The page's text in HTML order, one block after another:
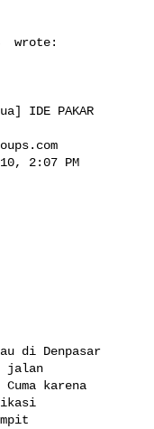
wrote:
IDE PAKAR
2:07 PM
di Denpasar
jalan
karena